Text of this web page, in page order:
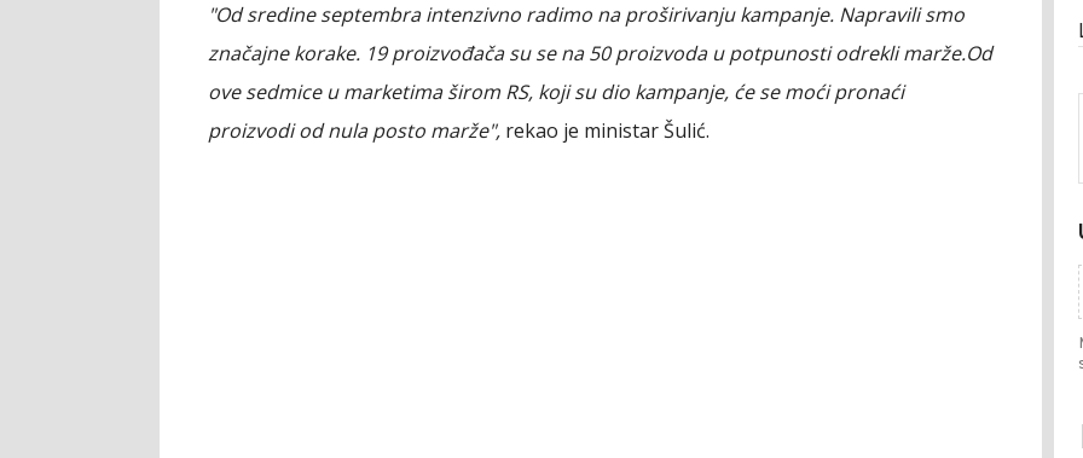
"Od sredine septembra intenzivno radimo na proširivanju kampanje. Napravili smo
značajne korake. 19 proizvođača su se na 50 proizvoda u potpunosti odrekli marže.Od
ove sedmice u marketima širom RS, koji su dio kampanje, će se moći pronaći
proizvodi od nula posto marže", rekao je ministar Šulić.